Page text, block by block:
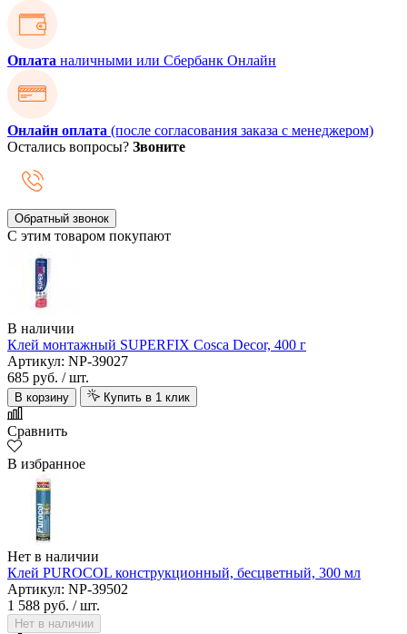
Оплата наличными или Сбербанк Онлайн
Онлайн оплата (после согласования заказа с менеджером)
Остались вопросы? Звоните
Обратный звонок
С этим товаром покупают
В наличии
Клей монтажный SUPERFIX Cosca Decor, 400 г
Артикул: NP-39027
685 руб. / шт.
В корзину Купить в 1 клик
Сравнить
В избранное
Нет в наличии
Клей PUROCOL конструкционный, бесцветный, 300 мл
Артикул: NP-39502
1 588 руб. / шт.
Нет в наличии